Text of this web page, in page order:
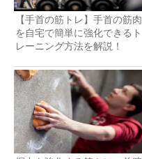
【手首の筋トレ】手首の筋肉
を自宅で簡単に強化できるト
レーニング方法を解説！